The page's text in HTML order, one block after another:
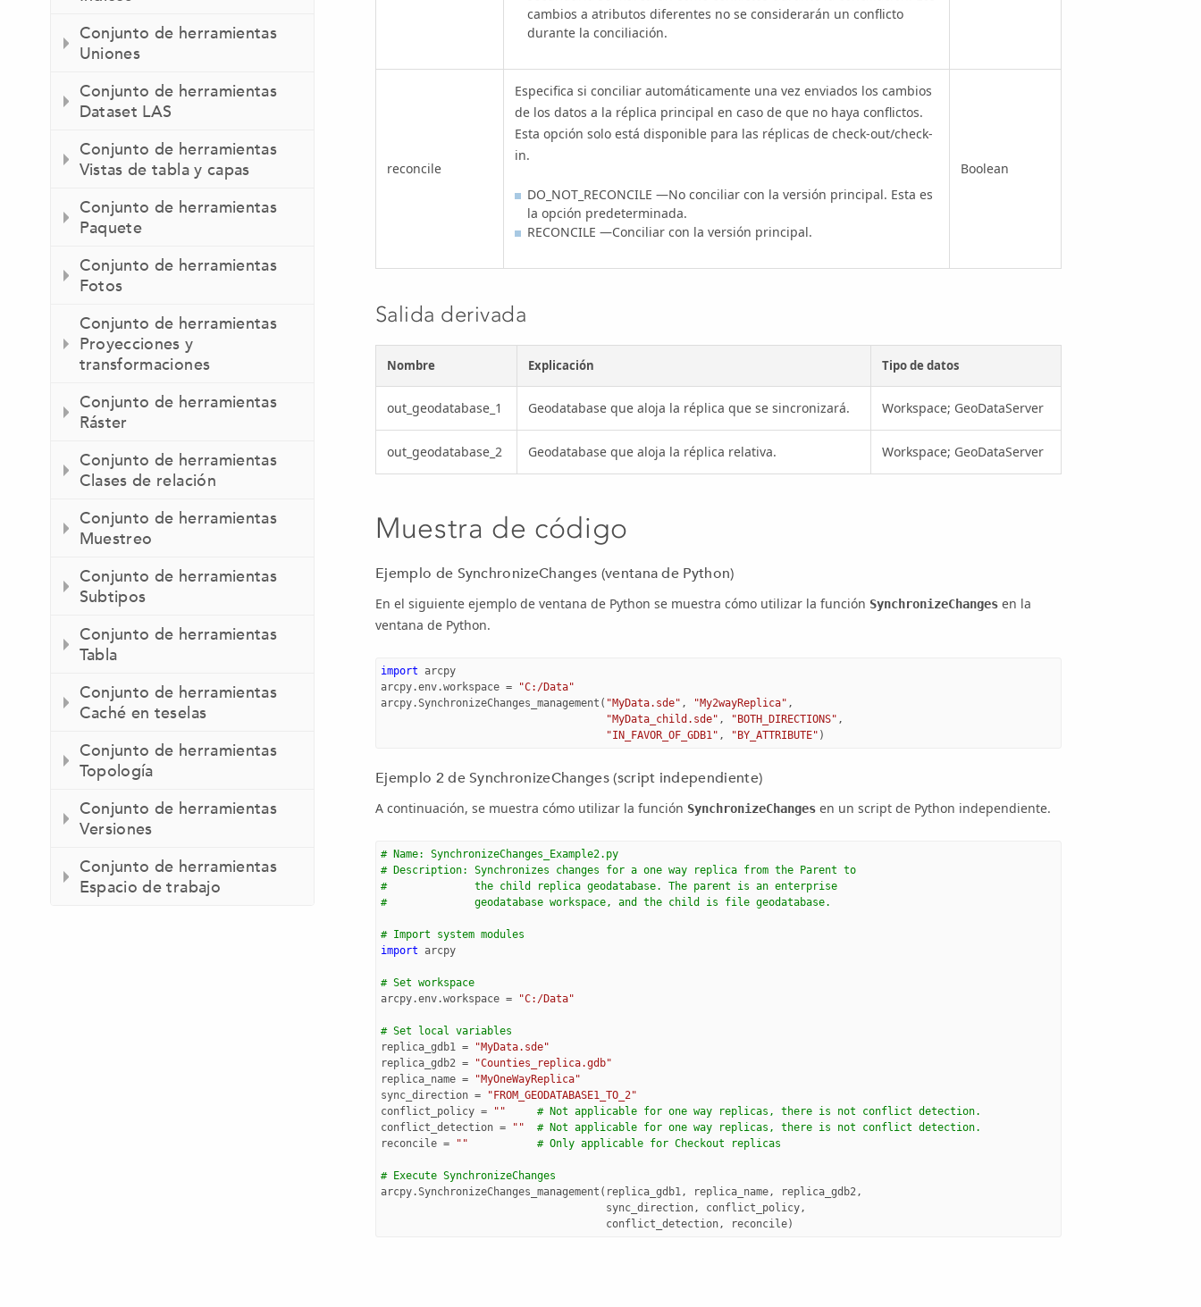
Conjunto de herramientas
Uniones
Conjunto de herramientas
Dataset LAS
Conjunto de herramientas
Vistas de tabla y capas
Conjunto de herramientas
Paquete
Conjunto de herramientas
Fotos
Conjunto de herramientas
Proyecciones y
transformaciones
Conjunto de herramientas
Ráster
Conjunto de herramientas
Clases de relación
Conjunto de herramientas
Muestreo
Conjunto de herramientas
Subtipos
Conjunto de herramientas
Tabla
Conjunto de herramientas
Caché en teselas
Conjunto de herramientas
Topología
Conjunto de herramientas
Versiones
Conjunto de herramientas
Espacio de trabajo
cambios a atributos diferentes no se considerarán un conflicto
durante la conciliación.
reconcile
Especifica si conciliar automáticamente una vez enviados los cambios
de los datos a la réplica principal en caso de que no haya conflictos.
Esta opción solo está disponible para las réplicas de check-out/check-
in.
DO_NOT_RECONCILE —No conciliar con la versión principal. Esta es
la opción predeterminada.
RECONCILE —Conciliar con la versión principal.
Boolean
Salida derivada
Nombre Explicación Tipo de datos
out_geodatabase_1 Geodatabase que aloja la réplica que se sincronizará. Workspace; GeoDataServer
out_geodatabase_2 Geodatabase que aloja la réplica relativa. Workspace; GeoDataServer
Muestra de código
Ejemplo de SynchronizeChanges (ventana de Python)
En el siguiente ejemplo de ventana de Python se muestra cómo utilizar la función SynchronizeChanges en la
ventana de Python.
import arcpy
arcpy.env.workspace =
"C:/Data"
arcpy.SynchronizeChanges_management ( "MyData.sde" , "My2wayReplica" ,
"MyData_child.sde" , "BOTH_DIRECTIONS" ,
"IN_FAVOR_OF_GDB1" , "BY_ATTRIBUTE" )
Ejemplo 2 de SynchronizeChanges (script independiente)
A continuación, se muestra cómo utilizar la función SynchronizeChanges en un script de Python independiente.
# Name: SynchronizeChanges_Example2.py
# Description: Synchronizes changes for a one way replica from the Parent to
#              the child replica geodatabase. The parent is an enterprise
#              geodatabase workspace, and the child is file geodatabase.
# Import system modules
import arcpy
# Set workspace
arcpy.env.workspace = "C:/Data"
# Set local variables
replica_gdb1
=
"MyData.sde"
replica_gdb2 =
"Counties_replica.gdb"
replica_name =
"MyOneWayReplica"
sync_direction =
"FROM_GEODATABASE1_TO_2"
conflict_policy = ""
# Not applicable for one way replicas, there is not conflict detection.
conflict_detection = ""
# Not applicable for one way replicas, there is not conflict detection.
reconcile = "" # Only applicable for Checkout replicas
# Execute SynchronizeChanges
arcpy.SynchronizeChanges_management ( replica_gdb1 , replica_name , replica_gdb2 ,
sync_direction , conflict_policy ,
conflict_detection , reconcile)